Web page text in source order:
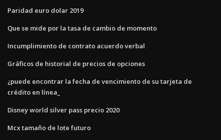
Paridad euro dolar 2019
Que se mide por la tasa de cambio de momento
Incumplimiento de contrato acuerdo verbal
Gráficos de historial de precios de opciones
¿puede encontrar la fecha de vencimiento de su tarjeta de
crédito en línea_
Disney world silver pass precio 2020
Mcx tamaño de lote futuro